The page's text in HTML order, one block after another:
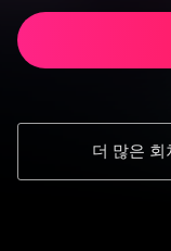
더 많은 회